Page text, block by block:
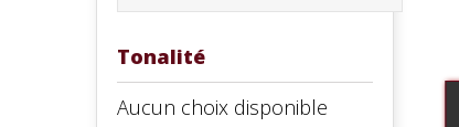
Tonalité
Aucun choix disponible